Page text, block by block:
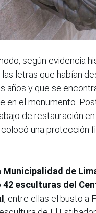
según evidencia
letras que habían
años y que se
en el monumento.
de restauración
una protección
Municipalidad de
42 esculturas del
, entre ellas el busto a